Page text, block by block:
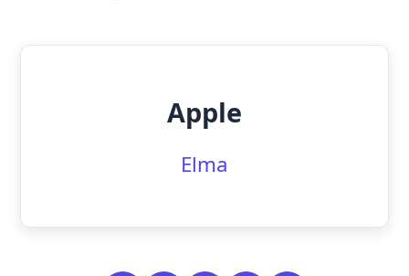
Apple
Elma